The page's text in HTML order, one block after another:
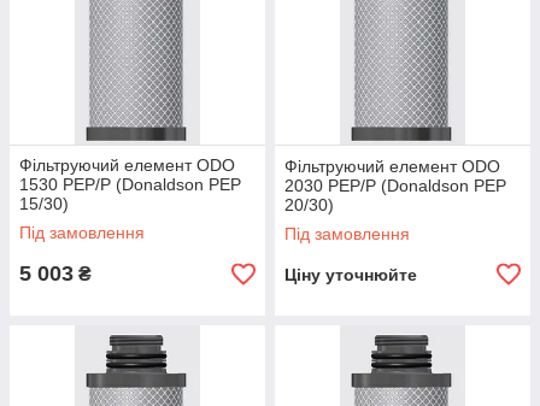
Фільтруючий елемент ODO
1530 PEP/P (Donaldson PEP
15/30)
Під замовлення
5 003 ₴
Фільтруючий елемент ODO
2030 PEP/P (Donaldson PEP
20/30)
Під замовлення
Ціну уточнюйте